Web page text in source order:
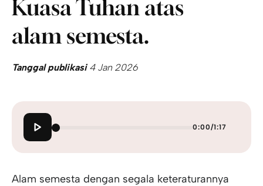
Kuasa Tuhan atas
alam semesta.
Tanggal publikasi4 Jan 2026
0:00/1:17
Alam semesta dengan segala keteraturannya